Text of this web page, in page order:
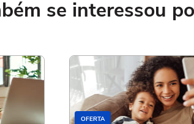
se interessou
OFERTA